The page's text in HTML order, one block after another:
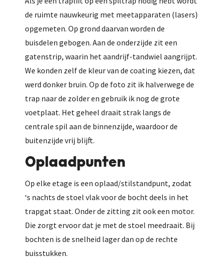
de ruimte nauwkeurig met meetapparaten (lasers)
opgemeten. Op grond daarvan worden de
buisdelen gebogen. Aan de onderzijde zit een
gatenstrip, waarin het aandrijf-tandwiel aangrijpt.
We konden zelf de kleur van de coating kiezen, dat
werd donker bruin. Op de foto zit ik halverwege de
trap naar de zolder en gebruik ik nog de grote
voetplaat. Het geheel draait strak langs de
centrale spil aan de binnenzijde, waardoor de
buitenzijde vrij blijft.
Oplaadpunten
Op elke etage is een oplaad/stilstandpunt, zodat
‘s nachts de stoel vlak voor de bocht deels in het
trapgat staat. Onder de zitting zit ook een motor.
Die zorgt ervoor dat je met de stoel meedraait. Bij
bochten is de snelheid lager dan op de rechte
buisstukken.